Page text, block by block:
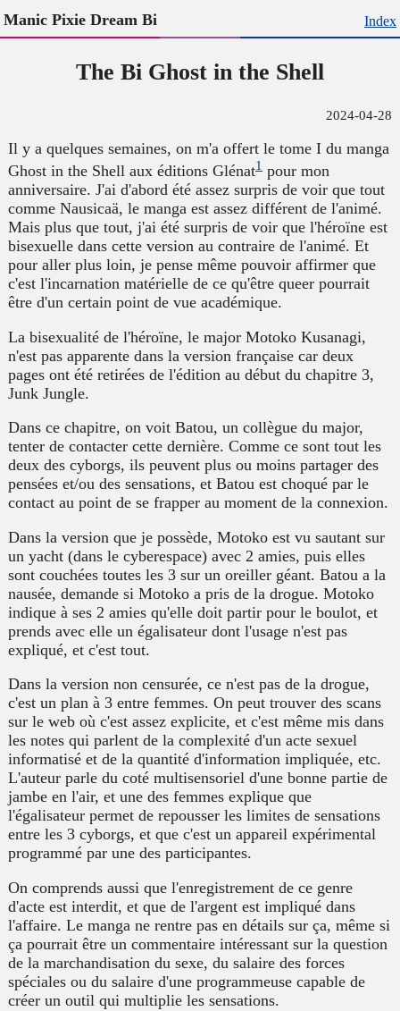
Manic Pixie Dream Bi Index
The Bi Ghost in the Shell
2024-04-28
Il y a quelques semaines, on m'a offert le tome I du manga
Ghost in the Shell aux éditions Glénat1 pour mon
anniversaire. J'ai d'abord été assez surpris de voir que tout
comme Nausicaä, le manga est assez différent de l'animé.
Mais plus que tout, j'ai été surpris de voir que l'héroïne est
bisexuelle dans cette version au contraire de l'animé. Et
pour aller plus loin, je pense même pouvoir affirmer que
c'est l'incarnation matérielle de ce qu'être queer pourrait
être d'un certain point de vue académique.
La bisexualité de l'héroïne, le major Motoko Kusanagi,
n'est pas apparente dans la version française car deux
pages ont été retirées de l'édition au début du chapitre 3,
Junk Jungle.
Dans ce chapitre, on voit Batou, un collègue du major,
tenter de contacter cette dernière. Comme ce sont tout les
deux des cyborgs, ils peuvent plus ou moins partager des
pensées et/ou des sensations, et Batou est choqué par le
contact au point de se frapper au moment de la connexion.
Dans la version que je possède, Motoko est vu sautant sur
un yacht (dans le cyberespace) avec 2 amies, puis elles
sont couchées toutes les 3 sur un oreiller géant. Batou a la
nausée, demande si Motoko a pris de la drogue. Motoko
indique à ses 2 amies qu'elle doit partir pour le boulot, et
prends avec elle un égalisateur dont l'usage n'est pas
expliqué, et c'est tout.
Dans la version non censurée, ce n'est pas de la drogue,
c'est un plan à 3 entre femmes. On peut trouver des scans
sur le web où c'est assez explicite, et c'est même mis dans
les notes qui parlent de la complexité d'un acte sexuel
informatisé et de la quantité d'information impliquée, etc.
L'auteur parle du coté multisensoriel d'une bonne partie de
jambe en l'air, et une des femmes explique que
l'égalisateur permet de repousser les limites de sensations
entre les 3 cyborgs, et que c'est un appareil expérimental
programmé par une des participantes.
On comprends aussi que l'enregistrement de ce genre
d'acte est interdit, et que de l'argent est impliqué dans
l'affaire. Le manga ne rentre pas en détails sur ça, même si
ça pourrait être un commentaire intéressant sur la question
de la marchandisation du sexe, du salaire des forces
spéciales ou du salaire d'une programmeuse capable de
créer un outil qui multiplie les sensations.